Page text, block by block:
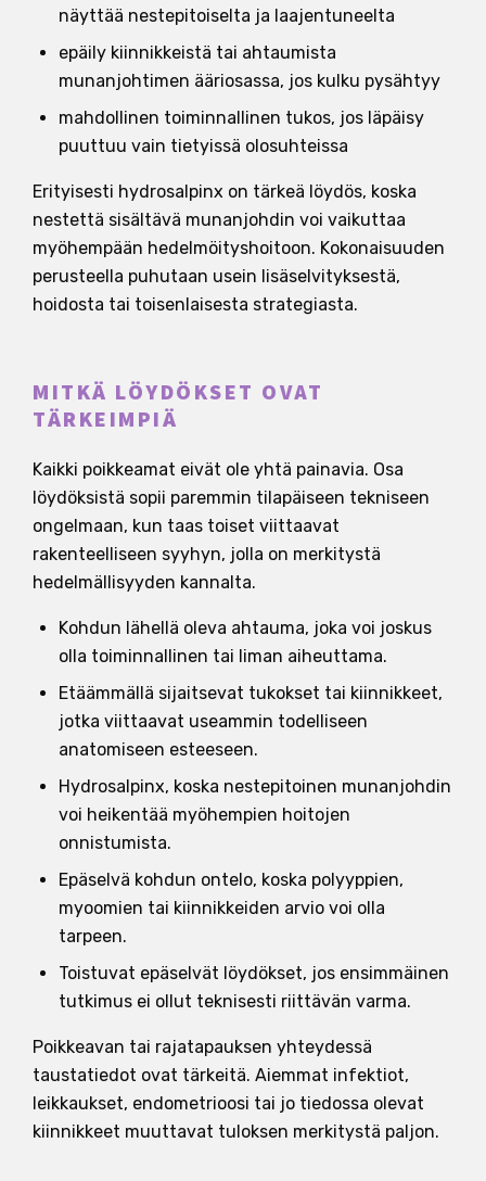
näyttää nestepitoiselta ja laajentuneelta
epäily kiinnikkeistä tai ahtaumista
munanjohtimen ääriosassa, jos kulku pysähtyy
mahdollinen toiminnallinen tukos, jos läpäisy
puuttuu vain tietyissä olosuhteissa
Erityisesti hydrosalpinx on tärkeä löydös, koska
nestettä sisältävä munanjohdin voi vaikuttaa
myöhempään hedelmöityshoitoon. Kokonaisuuden
perusteella puhutaan usein lisäselvityksestä,
hoidosta tai toisenlaisesta strategiasta.
MITKÄ LÖYDÖKSET OVAT
TÄRKEIMPIÄ
Kaikki poikkeamat eivät ole yhtä painavia. Osa
löydöksistä sopii paremmin tilapäiseen tekniseen
ongelmaan, kun taas toiset viittaavat
rakenteelliseen syyhyn, jolla on merkitystä
hedelmällisyyden kannalta.
Kohdun lähellä oleva ahtauma, joka voi joskus
olla toiminnallinen tai liman aiheuttama.
Etäämmällä sijaitsevat tukokset tai kiinnikkeet,
jotka viittaavat useammin todelliseen
anatomiseen esteeseen.
Hydrosalpinx, koska nestepitoinen munanjohdin
voi heikentää myöhempien hoitojen
onnistumista.
Epäselvä kohdun ontelo, koska polyyppien,
myoomien tai kiinnikkeiden arvio voi olla
tarpeen.
Toistuvat epäselvät löydökset, jos ensimmäinen
tutkimus ei ollut teknisesti riittävän varma.
Poikkeavan tai rajatapauksen yhteydessä
taustatiedot ovat tärkeitä. Aiemmat infektiot,
leikkaukset, endometrioosi tai jo tiedossa olevat
kiinnikkeet muuttavat tuloksen merkitystä paljon.